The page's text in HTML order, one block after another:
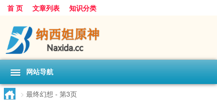
首 页 文章列表 知识分类
网站导航
> 最终幻想 - 第3页